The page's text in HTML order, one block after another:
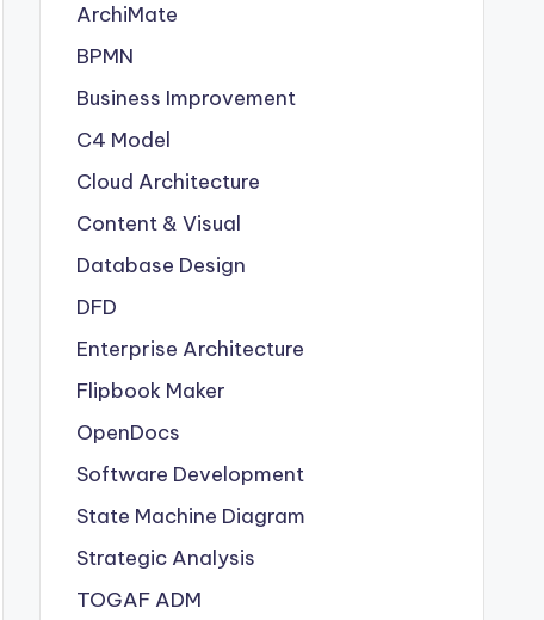
ArchiMate
BPMN
Business Improvement
C4 Model
Cloud Architecture
Content & Visual
Database Design
DFD
Enterprise Architecture
Flipbook Maker
OpenDocs
Software Development
State Machine Diagram
Strategic Analysis
TOGAF ADM